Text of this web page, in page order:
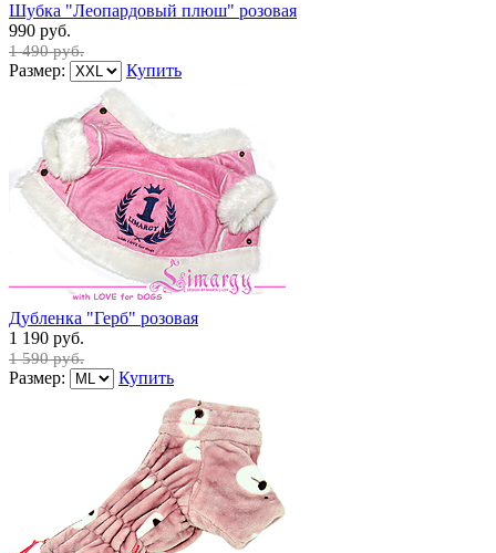
Шубка "Леопардовый плюш" розовая
990 руб.
1 490 руб.
Размер: Купить
Дубленка "Герб" розовая
1 190 руб.
1 590 руб.
Размер: Купить